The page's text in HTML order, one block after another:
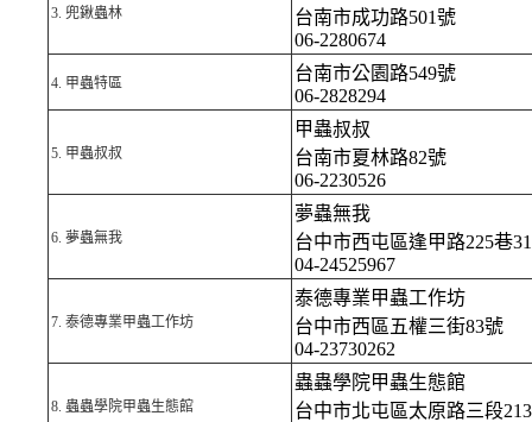
3. 兜鍬蟲林
台南市成功路501號
06-2280674
4. 甲蟲特區
台南市公園路549號
06-2828294
5. 甲蟲叔叔
甲蟲叔叔
台南市夏林路82號
06-2230526
6. 夢蟲無我
夢蟲無我
台中市西屯區逢甲路225巷
04-24525967
7. 泰德專業甲蟲工作坊
泰德專業甲蟲工作坊
台中市西區五權三街83號
04-23730262
8. 蟲蟲學院甲蟲生態館
蟲蟲學院甲蟲生態館
台中市北屯區太原路三段